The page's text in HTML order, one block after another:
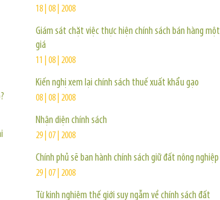
18 | 08 | 2008
Giám sát chặt việc thực hiện chính sách bán hàng một
giá
11 | 08 | 2008
Kiến nghị xem lại chính sách thuế xuất khẩu gạo
08 | 08 | 2008
Nhận diện chính sách
29 | 07 | 2008
Chính phủ sẽ ban hành chính sách giữ đất nông nghiệp
29 | 07 | 2008
Từ kinh nghiệm thế giới suy ngẫm về chính sách đất